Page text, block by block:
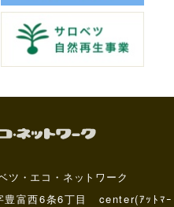
・エコ・ネットワーク
豊富西6条6丁目 center(ｱｯﾄﾏｰ